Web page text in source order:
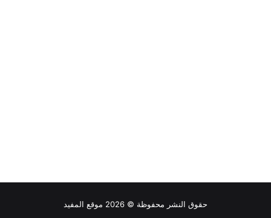
حقوق النشر محفوظة © 2026 موقع المفيد